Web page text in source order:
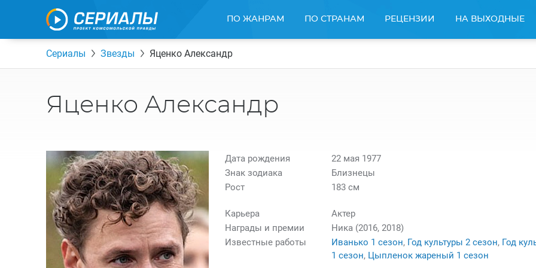
ПО ЖАНРАМ ПО СТРАНАМ РЕЦЕНЗИИ НА ВЫХОДНЫЕ
Сериалы Звезды Яценко Александр
Яценко Александр
Дата рождения
22 мая 1977
Знак зодиака
Близнецы
Рост
183 см
Карьера
Актер
Награды и премии
Ника (2016, 2018)
Известные работы
Иванько 1 сезон, Год культуры 2 сезон, Год
1 сезон, Цыпленок жареный 1 сезон